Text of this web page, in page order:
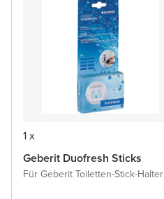
1 x
Geberit Duofresh Sticks
Für Geberit Toiletten-Stick-Halter